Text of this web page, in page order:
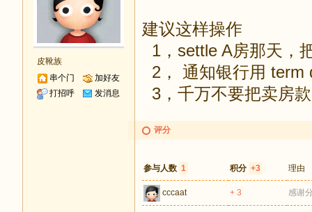
皮靴族
串个门
加好友
打招呼
发消息
建议这样操作
1，settle A房那天，
2， 通知银行用 term
3，千万不要把卖房
评分
参与人数 1 积分 +3 理由
cccaat + 3 感谢